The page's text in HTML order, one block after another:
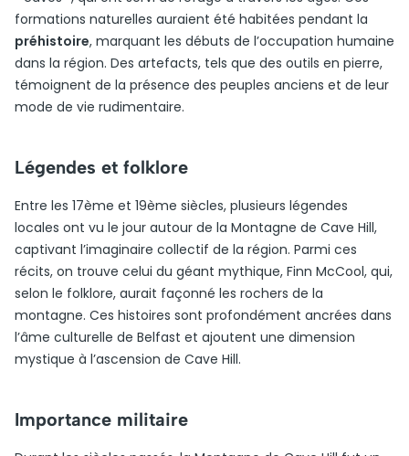
formations naturelles auraient été habitées pendant la
préhistoire, marquant les débuts de l’occupation humaine
dans la région. Des artefacts, tels que des outils en pierre,
témoignent de la présence des peuples anciens et de leur
mode de vie rudimentaire.
Légendes et folklore
Entre les 17ème et 19ème siècles, plusieurs légendes
locales ont vu le jour autour de la Montagne de Cave Hill,
captivant l’imaginaire collectif de la région. Parmi ces
récits, on trouve celui du géant mythique, Finn McCool, qui,
selon le folklore, aurait façonné les rochers de la
montagne. Ces histoires sont profondément ancrées dans
l’âme culturelle de Belfast et ajoutent une dimension
mystique à l’ascension de Cave Hill.
Importance militaire